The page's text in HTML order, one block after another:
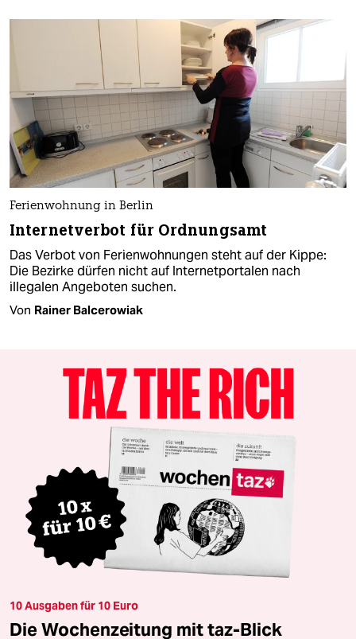
Ferienwohnung in Berlin
Internetverbot für Ordnungsamt
Das Verbot von Ferienwohnungen steht auf der Kippe:
Die Bezirke dürfen nicht auf Internetportalen nach
illegalen Angeboten suchen.
Von Rainer Balcerowiak
10 Ausgaben für 10 Euro
Die Wochenzeitung mit taz-Blick